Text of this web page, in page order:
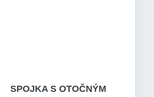
SPOJKA S OTOČNÝM